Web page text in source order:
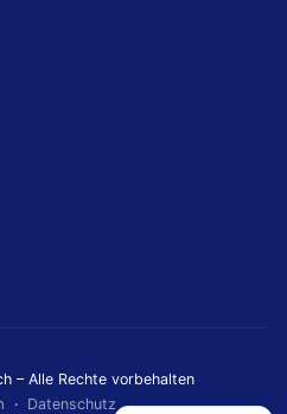
– Alle Rechte vorbehalten
· Datenschutz